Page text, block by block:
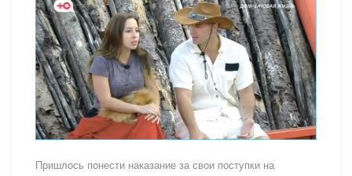
Пришлось понести наказание за свои поступки на